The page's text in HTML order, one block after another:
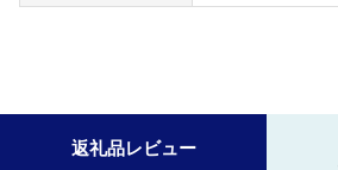
返礼品レビュー